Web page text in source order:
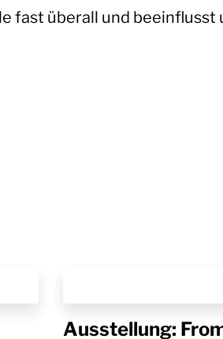
fast überall und beeinflusst
Ausstellung: